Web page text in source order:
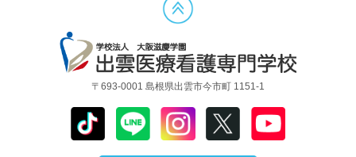
〒693-0001 島根県出雲市今市町 1151-1